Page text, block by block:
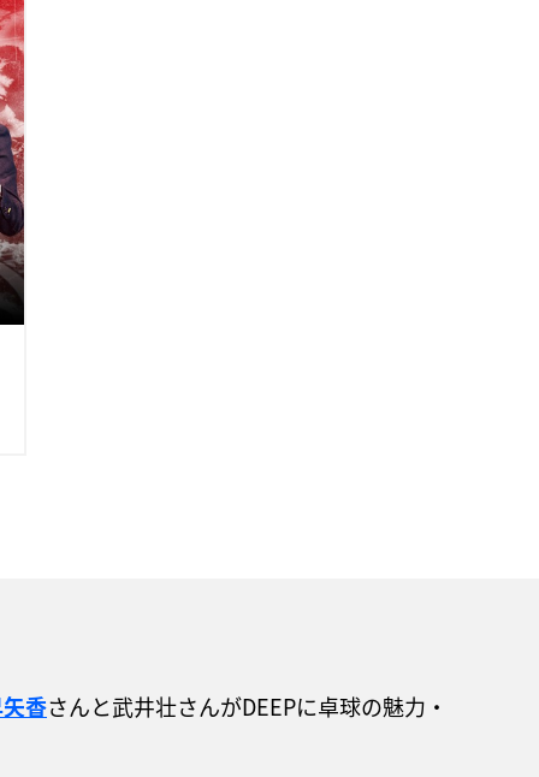
香さんと武井壮さんがDEEPに卓球の魅力・